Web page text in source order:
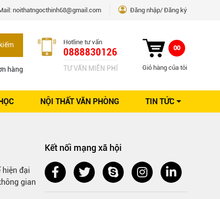
noithatngocthinh68@gmail.com Đăng nhập Đăng ký
hàng
Hotline tư vấn
0888830126
TƯ VẤN MIỄN PHÍ
00
Giỏ hàng của tôi
NỘI THẤT VĂN PHÒNG TIN TỨC
Ý tưởng trang trí
Giải pháp thiết kế
đại
gian
Kết nối mạng xã hội